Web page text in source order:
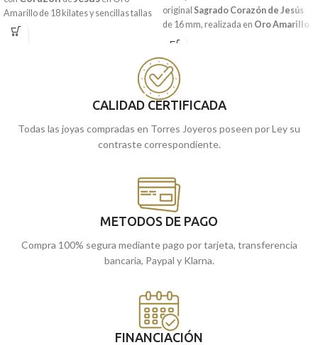
Amarillo de 18 kilates y sencillas tallas
laterales.
original Sagrado Corazón de Jesús
de 16 mm, realizada en Oro Amarillo
de 18 kilates y acompañada por
tamaño aparente, que durará para
toda la vida.
Encuéntralaen nuestras tiendas
la llevamos a casa.
CALIDAD CERTIFICADA
Todas las joyas compradas en Torres Joyeros poseen por Ley su
contraste correspondiente.
METODOS DE PAGO
Compra 100% segura mediante pago por tarjeta, transferencia
bancaria, Paypal y Klarna.
FINANCIACIÓN